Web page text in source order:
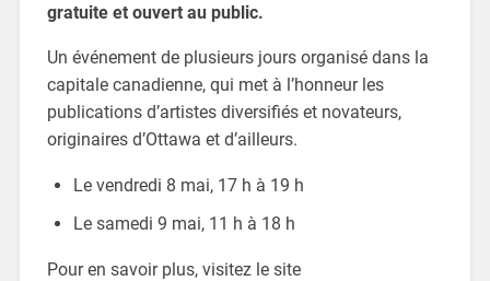
gratuite et ouvert au public.
Un événement de plusieurs jours organisé dans la
capitale canadienne, qui met à l’honneur les
publications d’artistes diversifiés et novateurs,
originaires d’Ottawa et d’ailleurs.
Le vendredi 8 mai, 17 h à 19 h
Le samedi 9 mai, 11 h à 18 h
Pour en savoir plus, visitez le site